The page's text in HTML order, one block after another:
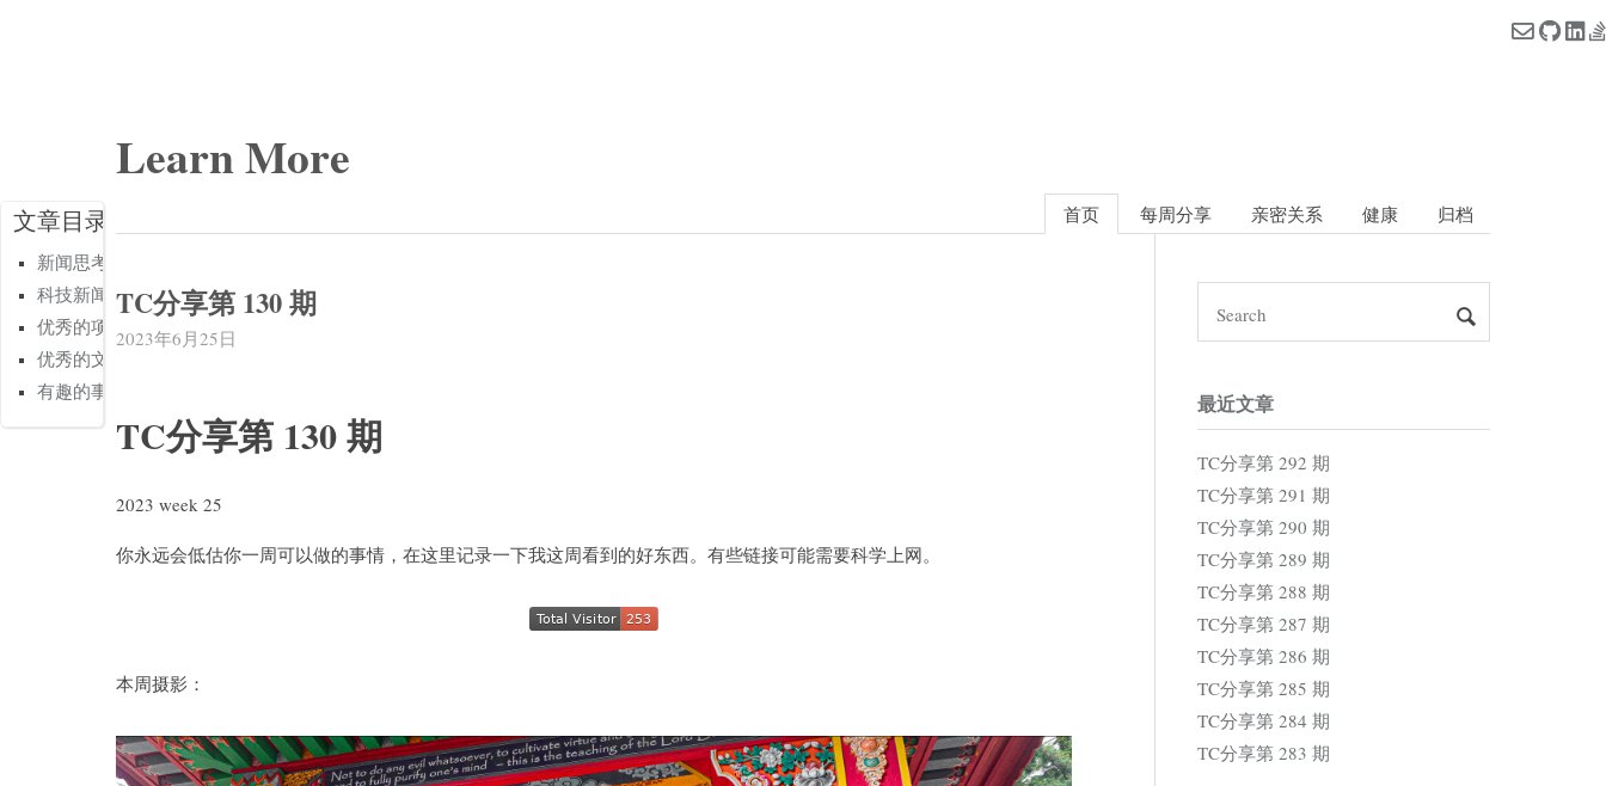
Learn More
首页 每周分享 亲密关系 健康 归档
文章目录
新闻思考
科技新闻
优秀的项目
优秀的文章
有趣的事情
TC分享第 130 期
2023年6月25日
TC分享第 130 期
2023 week 25
你永远会低估你一周可以做的事情，在这里记录一下我这周看到的好东西。有些链接可能需要科学上网。
本周摄影：
最近文章
TC分享第 292 期
TC分享第 291 期
TC分享第 290 期
TC分享第 289 期
TC分享第 288 期
TC分享第 287 期
TC分享第 286 期
TC分享第 285 期
TC分享第 284 期
TC分享第 283 期